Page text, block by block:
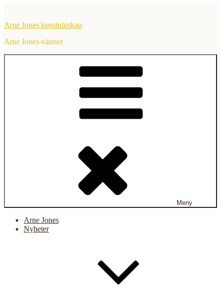
innehåll
Arne Jones konstnärskap
Arne Jones-vänner
Meny
Arne Jones
Nyheter